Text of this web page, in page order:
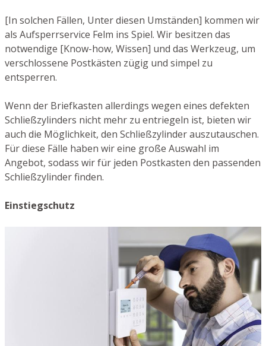
[In solchen Fällen, Unter diesen Umständen] kommen wir
als Aufsperrservice Felm ins Spiel. Wir besitzen das
notwendige [Know-how, Wissen] und das Werkzeug, um
verschlossene Postkästen zügig und simpel zu
entsperren.
Wenn der Briefkasten allerdings wegen eines defekten
Schließzylinders nicht mehr zu entriegeln ist, bieten wir
auch die Möglichkeit, den Schließzylinder auszutauschen.
Für diese Fälle haben wir eine große Auswahl im
Angebot, sodass wir für jeden Postkasten den passenden
Schließzylinder finden.
Einstiegschutz